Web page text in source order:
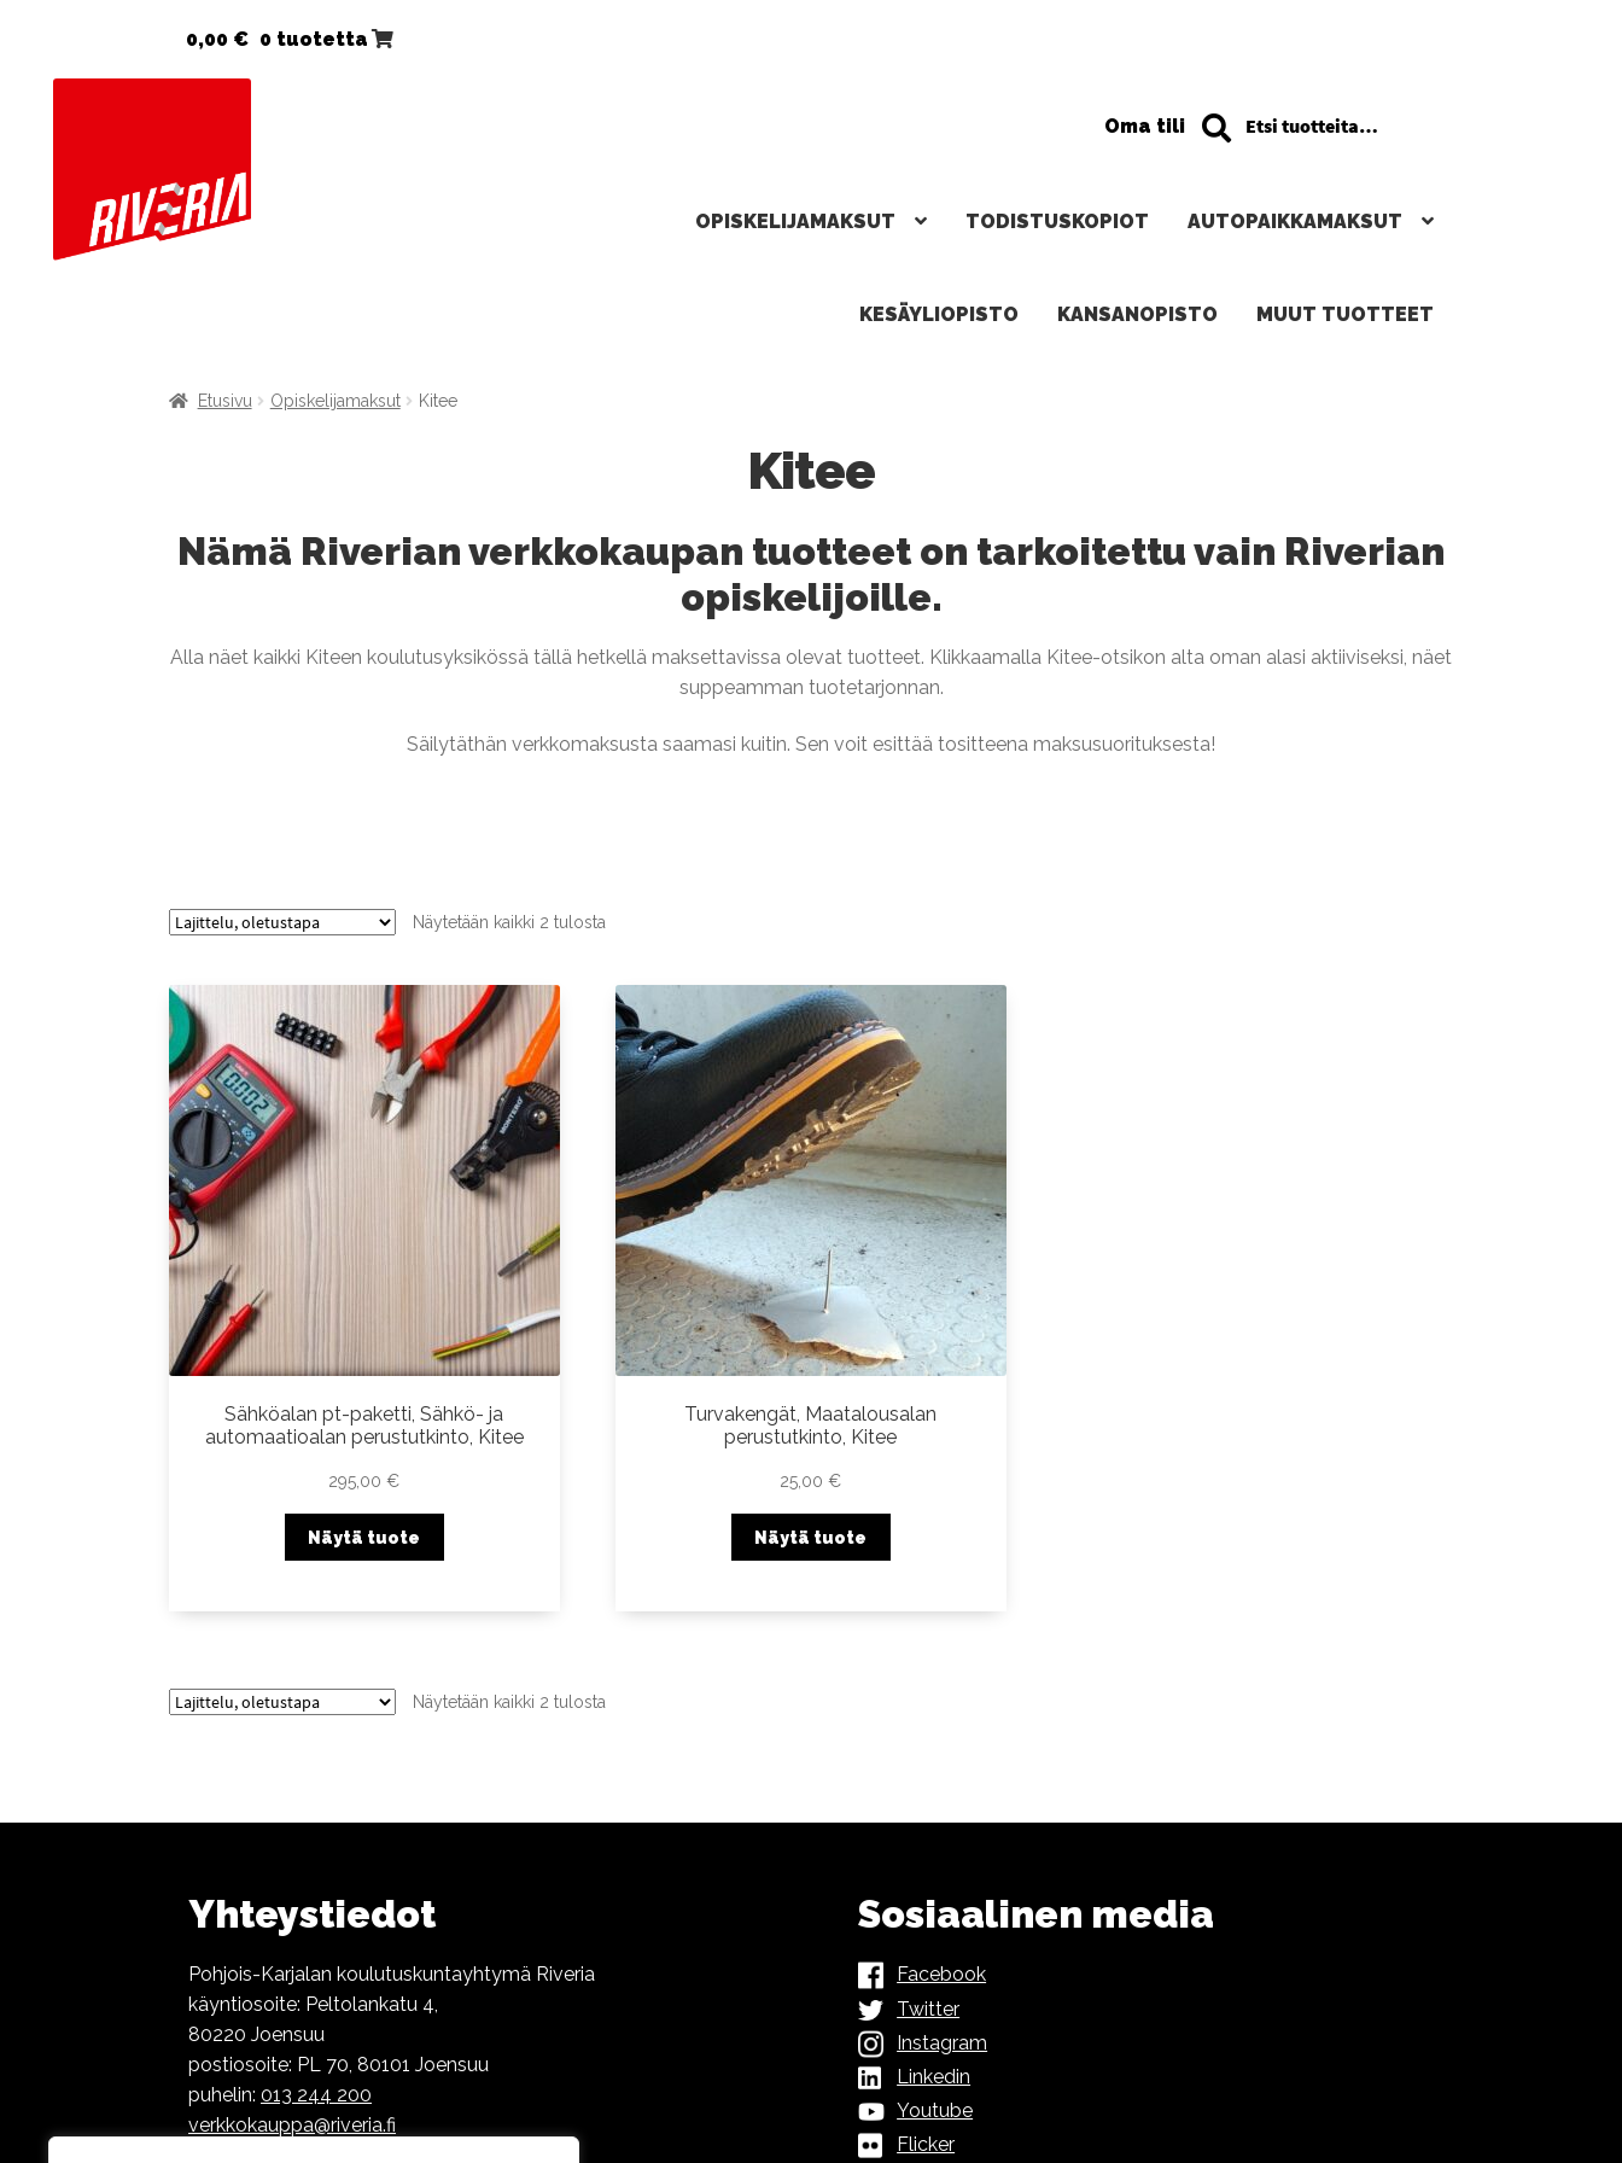
0,00 € 0 tuotetta
Oma tili
Etsi:
Haku
OPISKELIJAMAKSUT TODISTUSKOPIOT AUTOPAIKKAMAKSUT
KESÄYLIOPISTO KANSANOPISTO MUUT TUOTTEET
Etusivu Opiskelijamaksut Kitee
Kitee
Nämä Riverian verkkokaupan tuotteet on tarkoitettu vain Riverian
opiskelijoille.
Alla näet kaikki Kiteen koulutusyksikössä tällä hetkellä maksettavissa olevat tuotteet. Klikkaamalla Kitee-otsikon alta oman alasi aktiiviseksi, näet
suppeamman tuotetarjonnan.
Säilytäthän verkkomaksusta saamasi kuitin. Sen voit esittää tositteena maksusuorituksesta!
Näytetään kaikki 2 tulosta
Sähköalan pt-paketti, Sähkö- ja
automaatioalan perustutkinto, Kitee
295,00€
Näytä tuote
Turvakengät, Maatalousalan
perustutkinto, Kitee
25,00€
Näytä tuote
Näytetään kaikki 2 tulosta
Yhteystiedot
Pohjois-Karjalan koulutuskuntayhtymä Riveria
käyntiosoite: Peltolankatu 4,
80220 Joensuu
postiosoite: PL 70, 80101 Joensuu
puhelin:013 244 200
verkkokauppa@riveria.fi
Sosiaalinen media
Facebook
Twitter
Instagram
Linkedin
Youtube
Flicker